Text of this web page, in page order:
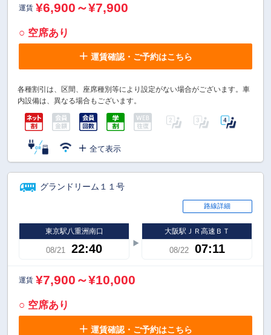
運賃 ¥6,900～¥7,900
○ 空席あり
運賃確認・ご予約はこちら
各種割引は、区間、座席種別等により設定がない場合がございます。車
内設備は、異なる場合もございます。
全て表示
グランドリーム１１号
路線詳細
東京駅八重洲南口
08/21 22:40
大阪駅ＪＲ高速ＢＴ
08/22 07:11
運賃 ¥7,900～¥10,000
○ 空席あり
運賃確認・ご予約はこちら